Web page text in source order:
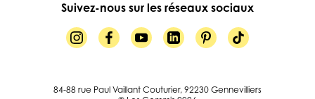
Suivez-nous sur les réseaux sociaux
84-88 rue Paul Vaillant Couturier, 92230 Gennevilliers